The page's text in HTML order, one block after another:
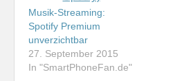
Musik-Streaming:
Spotify Premium
unverzichtbar
27. September 2015
In "SmartPhoneFan.de"